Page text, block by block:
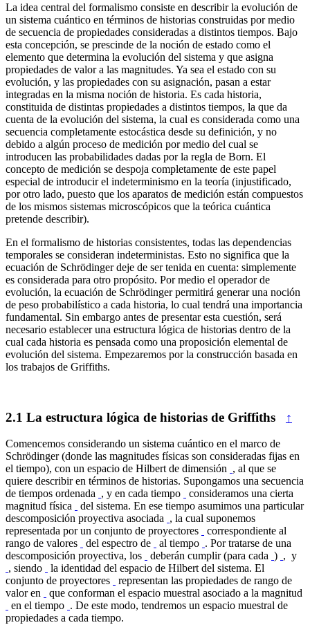
La idea central del formalismo consiste en describir la evolución de
un sistema cuántico en términos de historias construidas por medio
de secuencia de propiedades consideradas a distintos tiempos. Bajo
esta concepción, se prescinde de la noción de estado como el
elemento que determina la evolución del sistema y que asigna
propiedades de valor a las magnitudes. Ya sea el estado con su
evolución, y las propiedades con su asignación, pasan a estar
integradas en la misma noción de historia. Es cada historia,
constituida de distintas propiedades a distintos tiempos, la que da
cuenta de la evolución del sistema, la cual es considerada como una
secuencia completamente estocástica desde su definición, y no
debido a algún proceso de medición por medio del cual se
introducen las probabilidades dadas por la regla de Born. El
concepto de medición se despoja completamente de este papel
especial de introducir el indeterminismo en la teoría (injustificado,
por otro lado, puesto que los aparatos de medición están compuestos
de los mismos sistemas microscópicos que la teórica cuántica
pretende describir).
En el formalismo de historias consistentes, todas las dependencias
temporales se consideran indeterministas. Esto no significa que la
ecuación de Schrödinger deje de ser tenida en cuenta: simplemente
es considerada para otro propósito. Por medio el operador de
evolución, la ecuación de Schrödinger permitirá generar una noción
de peso probabilístico a cada historia, lo cual tendrá una importancia
fundamental. Sin embargo antes de presentar esta cuestión, será
necesario establecer una estructura lógica de historias dentro de la
cual cada historia es pensada como una proposición elemental de
evolución del sistema. Empezaremos por la construcción basada en
los trabajos de Griffiths.
2.1 La estructura lógica de historias de Griffiths ↑
Comencemos considerando un sistema cuántico en el marco de
Schrödinger (donde las magnitudes físicas son consideradas fijas en
el tiempo), con un espacio de Hilbert de dimensión , al que se
quiere describir en términos de historias. Supongamos una secuencia
de tiempos ordenada , y en cada tiempo
consideramos una cierta
magnitud física
del sistema. En ese tiempo asumimos una particular
descomposición proyectiva asociada , la cual suponemos
representada por un conjunto de proyectores
correspondiente al
rango de valores
del espectro de al tiempo . Por tratarse de una
descomposición proyectiva, los
deberán cumplir (para cada ) , y
, siendo
la identidad del espacio de Hilbert del sistema. El
conjunto de proyectores
representan las propiedades de rango de
valor en
que conforman el espacio muestral asociado a la magnitud
en el tiempo . De este modo, tendremos un espacio muestral de
propiedades a cada tiempo.